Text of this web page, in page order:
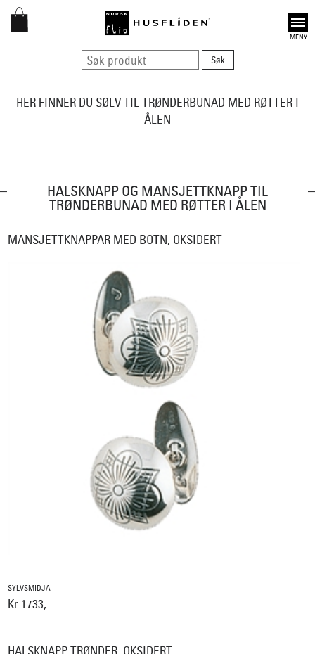
Open
HER FINNER DU SØLV TIL TRØNDERBUNAD MED RØTTER I
ÅLEN
HALSKNAPP OG MANSJETTKNAPP TIL
TRØNDERBUNAD MED RØTTER I ÅLEN
MANSJETTKNAPPAR MED BOTN, OKSIDERT
SYLVSMIDJA
Kr 1733,-
HALSKNAPP TRØNDER, OKSIDERT